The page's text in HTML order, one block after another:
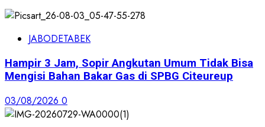
JABODETABEK
Hampir 3 Jam, Sopir Angkutan Umum Tidak Bisa
Mengisi Bahan Bakar Gas di SPBG Citeureup
03/08/2026 0